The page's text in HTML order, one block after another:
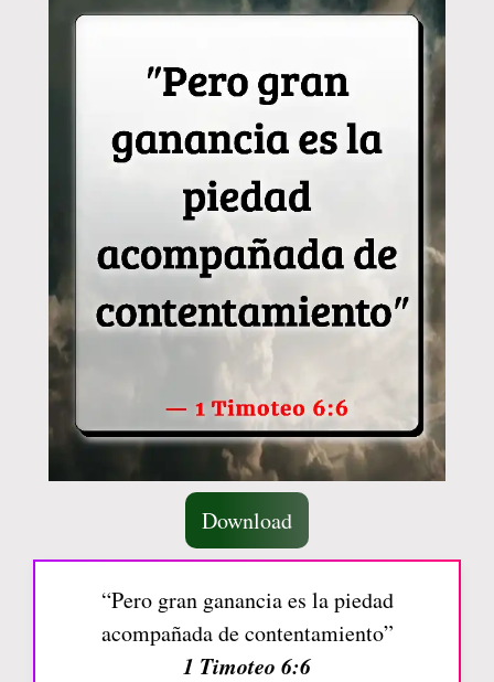
Download
“Pero gran ganancia es la piedad
acompañada de contentamiento”
1 Timoteo 6:6